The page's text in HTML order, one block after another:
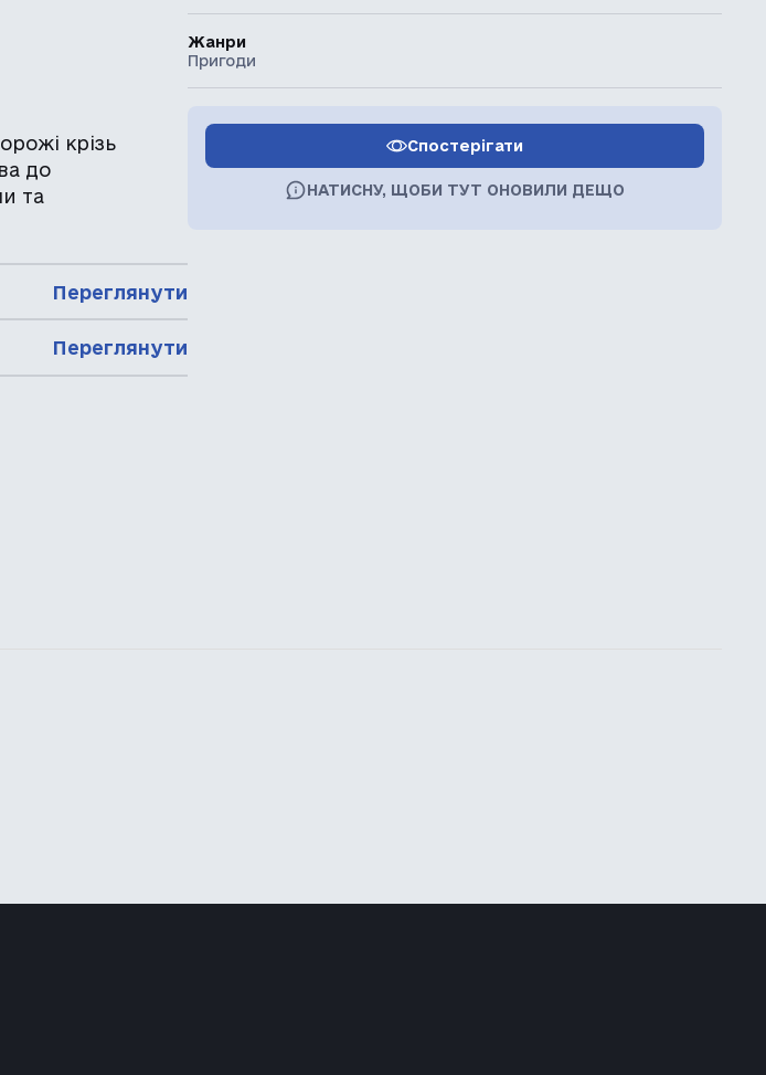
крізь
до
та
Переглянути
Переглянути
Жанри
Пригоди
Спостерігати
НАТИСНУ, ЩОБИ ТУТ ОНОВИЛИ ДЕЩО